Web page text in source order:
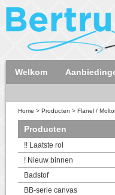
Welkom
Home > Producten > Flanel /
Producten
!! Laatste rol
! Nieuw binnen
Badstof
BB-serie canvas